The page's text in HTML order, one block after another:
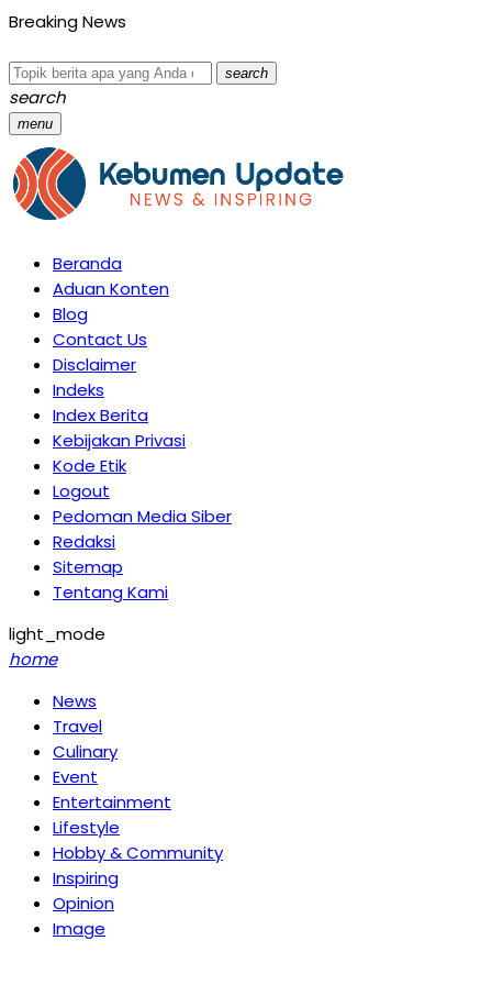
Breaking News
search
search
menu
Beranda
Aduan Konten
Blog
Contact Us
Disclaimer
Indeks
Index Berita
Kebijakan Privasi
Kode Etik
Logout
Pedoman Media Siber
Redaksi
Sitemap
Tentang Kami
light_mode
home
News
Travel
Culinary
Event
Entertainment
Lifestyle
Hobby & Community
Inspiring
Opinion
Image